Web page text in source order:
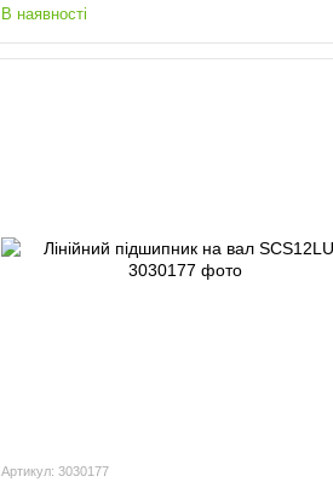
В наявності
Артикул: 3030177